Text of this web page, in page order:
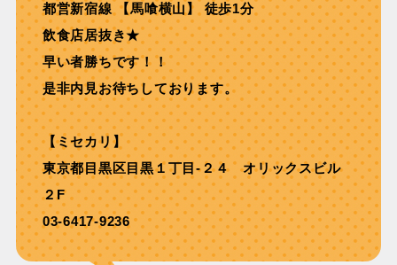
都営新宿線 【⾺喰横⼭】 徒歩1分
飲食店居抜き★
早い者勝ちです！！
是非内見お待ちしております。
【ミセカリ】
東京都目黒区目黒１丁目-２４ オリックスビル
２F
03-6417-9236